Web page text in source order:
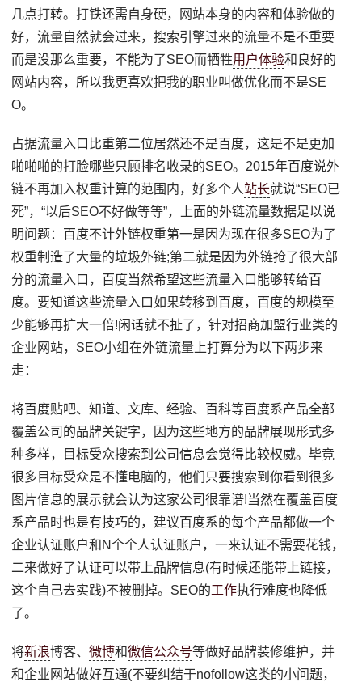
几点打转。打铁还需自身硬，网站本身的内容和体验做的
好，流量自然就会过来，搜索引擎过来的流量不是不重要
而是没那么重要，不能为了SEO而牺牲用户体验和良好的
网站内容，所以我更喜欢把我的职业叫做优化而不是SE
O。
占据流量入口比重第二位居然还不是百度，这是不是更加
啪啪啪的打脸哪些只顾排名收录的SEO。2015年百度说外
链不再加入权重计算的范围内，好多个人站长就说“SEO已
死”，“以后SEO不好做等等”，上面的外链流量数据足以说
明问题：百度不计外链权重第一是因为现在很多SEO为了
权重制造了大量的垃圾外链;第二就是因为外链抢了很大部
分的流量入口，百度当然希望这些流量入口能够转给百
度。要知道这些流量入口如果转移到百度，百度的规模至
少能够再扩大一倍!闲话就不扯了，针对招商加盟行业类的
企业网站，SEO小组在外链流量上打算分为以下两步来
走：
将百度贴吧、知道、文库、经验、百科等百度系产品全部
覆盖公司的品牌关键字，因为这些地方的品牌展现形式多
种多样，目标受众搜索到公司信息会觉得比较权威。毕竟
很多目标受众是不懂电脑的，他们只要搜索到你看到很多
图片信息的展示就会认为这家公司很靠谱!当然在覆盖百度
系产品时也是有技巧的，建议百度系的每个产品都做一个
企业认证账户和N个个人认证账户，一来认证不需要花钱，
二来做好了认证可以带上品牌信息(有时候还能带上链接，
这个自己去实践)不被删掉。SEO的工作执行难度也降低
了。
将新浪博客、微博和微信公众号等做好品牌装修维护，并
和企业网站做好互通(不要纠结于nofollow这类的小问题，